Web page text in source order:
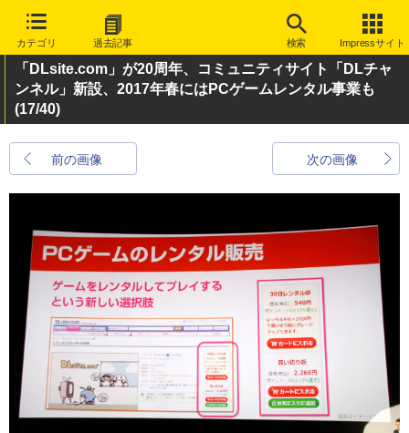
カテゴリ 過去記事 検索 Impressサイト
「DLsite.com」が20周年、コミュニティサイト「DLチャ
ンネル」新設、2017年春にはPCゲームレンタル事業も
(17/40)
前の画像 次の画像